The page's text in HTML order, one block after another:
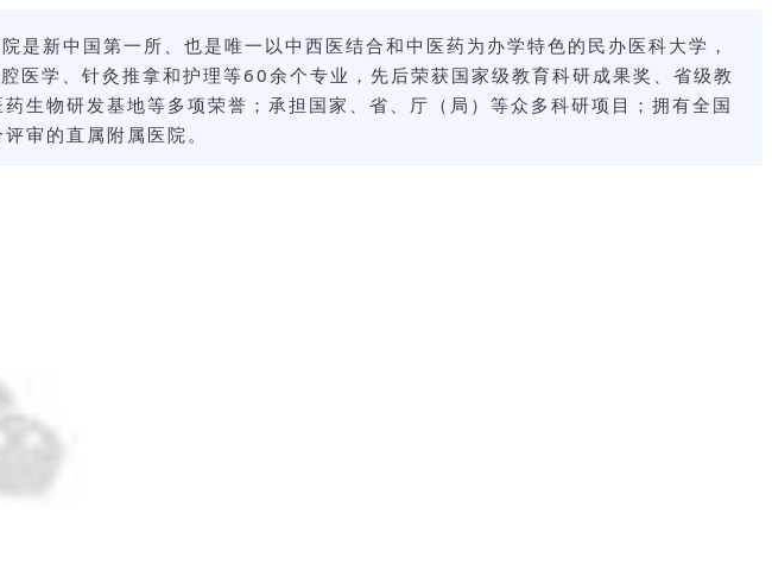
新中国第一所、也是唯一以中西医结合和中医药为办学特色的民办医科大学，
学、针灸推拿和护理等60余个专业，先后荣获国家级教育科研成果奖、省级教
生物研发基地等多项荣誉；承担国家、省、厅（局）等众多科研项目；拥有全国
审的直属附属医院。